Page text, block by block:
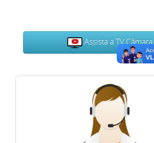
Assista a TV Câmara